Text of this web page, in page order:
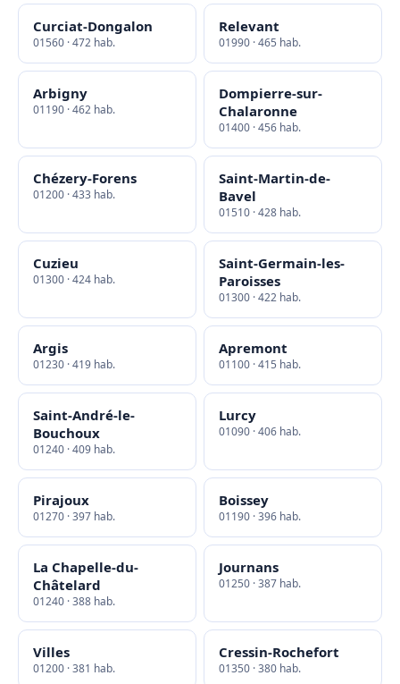
Curciat-Dongalon
01560 · 472 hab.
Relevant
01990 · 465 hab.
Arbigny
01190 · 462 hab.
Dompierre-sur-
Chalaronne
01400 · 456 hab.
Chézery-Forens
01200 · 433 hab.
Saint-Martin-de-
Bavel
01510 · 428 hab.
Cuzieu
01300 · 424 hab.
Saint-Germain-les-
Paroisses
01300 · 422 hab.
Argis
01230 · 419 hab.
Apremont
01100 · 415 hab.
Saint-André-le-
Bouchoux
01240 · 409 hab.
Lurcy
01090 · 406 hab.
Pirajoux
01270 · 397 hab.
Boissey
01190 · 396 hab.
La Chapelle-du-
Châtelard
01240 · 388 hab.
Journans
01250 · 387 hab.
Villes
01200 · 381 hab.
Cressin-Rochefort
01350 · 380 hab.